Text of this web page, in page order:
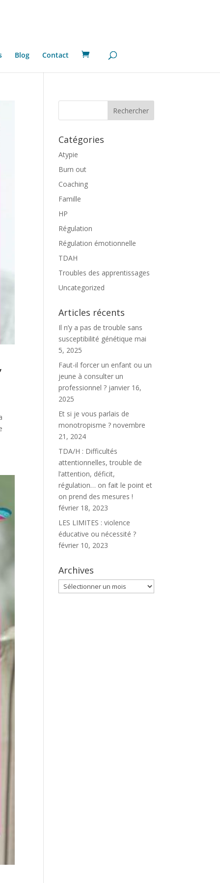
Blog Contact
Catégories
Atypie
Burn out
Coaching
Famille
HP
Régulation
Régulation émotionnelle
TDAH
Troubles des apprentissages
Uncategorized
Articles récents
Il n’y a pas de trouble sans
susceptibilité génétique mai
5, 2025
Faut-il forcer un enfant ou un
jeune à consulter un
professionnel ? janvier 16,
2025
Et si je vous parlais de
monotropisme ? novembre
21, 2024
TDA/H : Difficultés
attentionnelles, trouble de
l’attention, déficit,
régulation… on fait le point et
on prend des mesures !
février 18, 2023
LES LIMITES : violence
éducative ou nécessité ?
février 10, 2023
Archives
Archives